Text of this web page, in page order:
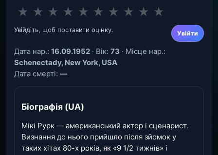
★ ★ ★ ★ ★ ★ ★ ★ ★ ★
Увійдіть, щоб поставити оцінку. Увійти
Дата нар.: 16.09.1952 · Вік: 73 · Місце нар.:
Schenectady, New York, USA
Дата смерті: —
Біографія (UA)
Мікі Рурк — американський актор і сценарист.
Визнання до нього прийшло після зйомок у
таких хітах 80-х років, як «9 1/2 тижнів» і